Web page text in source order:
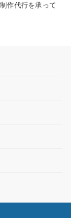
作代行を承って